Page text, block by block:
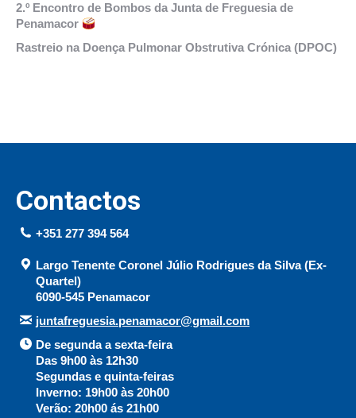
2.º Encontro de Bombos da Junta de Freguesia de
Penamacor
Rastreio na Doença Pulmonar Obstrutiva Crónica (DPOC)
Contactos
+351 277 394 564
Largo Tenente Coronel Júlio Rodrigues da Silva (Ex-
Quartel)
6090-545 Penamacor
juntafreguesia.penamacor@gmail.com
De segunda a sexta-feira
Das 9h00 às 12h30
Segundas e quinta-feiras
Inverno: 19h00 às 20h00
Verão: 20h00 ás 21h00